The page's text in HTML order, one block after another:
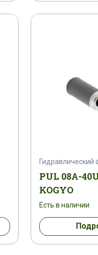
Гидравлический
PUL 08A-
KOGYO
Есть в наличии